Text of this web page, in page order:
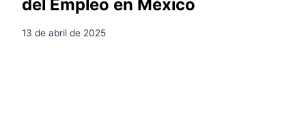
del Empleo en México
13 de abril de 2025